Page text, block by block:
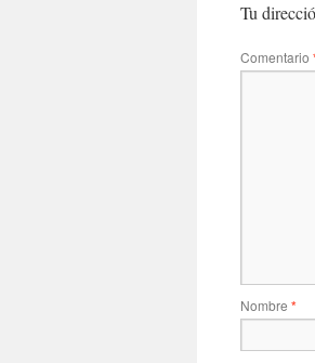
Tu
Comentario
Nombre *